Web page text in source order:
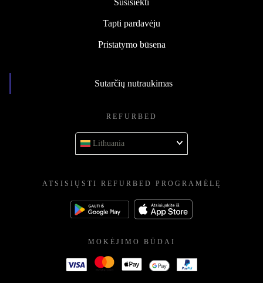
Susisiekti
Tapti pardavėju
Pristatymo būsena
Sutarčių nutraukimas
REFURBED
Lithuania
ATSISIŲSTI REFURBED PROGRAMĖLĘ
MOKĖJIMO BŪDAI